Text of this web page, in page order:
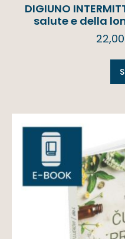
DIGIUNO
salute e della
22,00